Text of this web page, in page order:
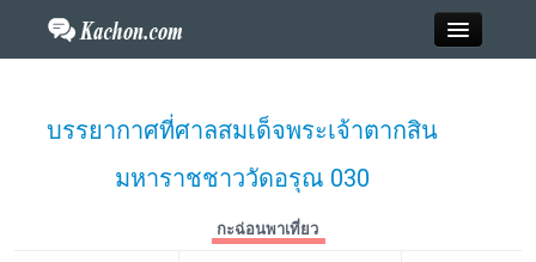
Home
บรรยากาศที่ศาลสมเด็จพระเจ้าตากสิน
มหาราชชาววัดอรุณ 030
กะฉ่อนพาเที่ยว